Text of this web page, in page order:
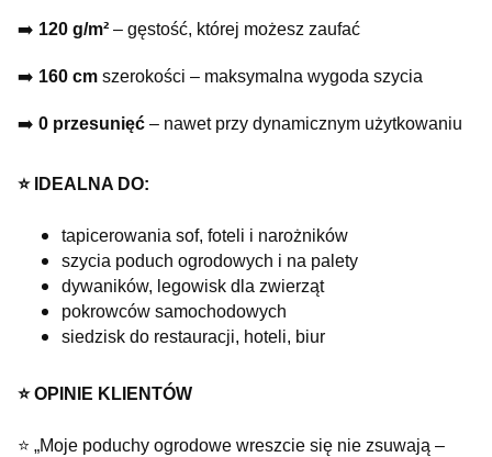
➡️ 120 g/m² – gęstość, której możesz zaufać
➡️ 160 cm szerokości – maksymalna wygoda szycia
➡️ 0 przesunięć – nawet przy dynamicznym użytkowaniu
⭐️ IDEALNA DO:
tapicerowania sof, foteli i narożników
szycia poduch ogrodowych i na palety
dywaników, legowisk dla zwierząt
pokrowców samochodowych
siedzisk do restauracji, hoteli, biur
⭐️ OPINIE KLIENTÓW
⭐ „Moje poduchy ogrodowe wreszcie się nie zsuwają –